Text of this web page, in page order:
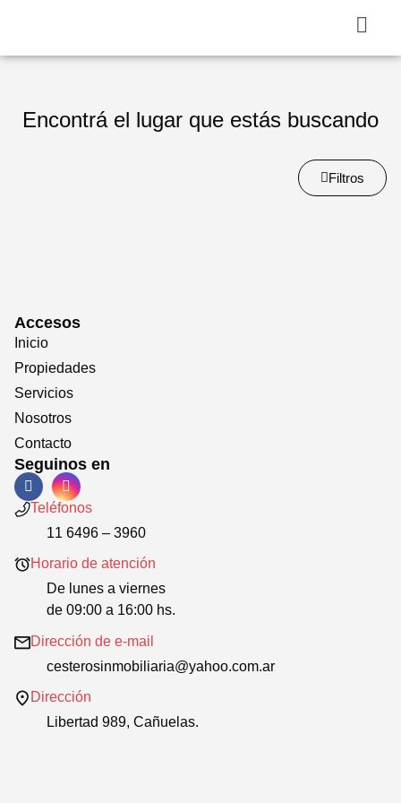
Encontrá el lugar que estás buscando
Filtros
Accesos
Inicio
Propiedades
Servicios
Nosotros
Contacto
Seguinos en
Teléfonos
11 6496 – 3960
Horario de atención
De lunes a viernes
de 09:00 a 16:00 hs.
Dirección de e-mail
cesterosinmobiliaria@yahoo.com.ar
Dirección
Libertad 989, Cañuelas.